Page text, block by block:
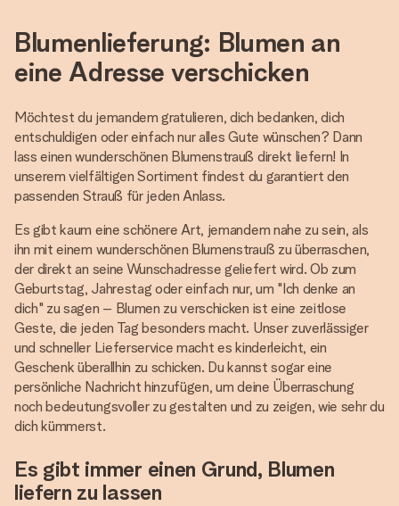
Blumenlieferung: Blumen an
eine Adresse verschicken
Möchtest du jemandem gratulieren, dich bedanken, dich
entschuldigen oder einfach nur alles Gute wünschen? Dann
lass einen wunderschönen Blumenstrauß direkt liefern! In
unserem vielfältigen Sortiment findest du garantiert den
passenden Strauß für jeden Anlass.
Es gibt kaum eine schönere Art, jemandem nahe zu sein, als
ihn mit einem wunderschönen Blumenstrauß zu überraschen,
der direkt an seine Wunschadresse geliefert wird. Ob zum
Geburtstag, Jahrestag oder einfach nur, um "Ich denke an
dich" zu sagen – Blumen zu verschicken ist eine zeitlose
Geste, die jeden Tag besonders macht. Unser zuverlässiger
und schneller Lieferservice macht es kinderleicht, ein
Geschenk überallhin zu schicken. Du kannst sogar eine
persönliche Nachricht hinzufügen, um deine Überraschung
noch bedeutungsvoller zu gestalten und zu zeigen, wie sehr du
dich kümmerst.
Es gibt immer einen Grund, Blumen
liefern zu lassen